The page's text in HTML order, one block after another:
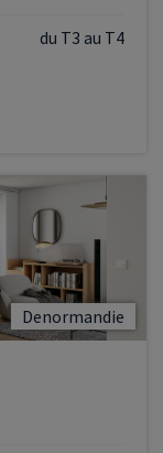
du T3 au T4
Denormandie